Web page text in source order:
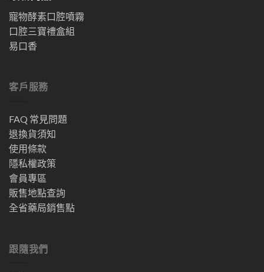
寵物酵素口腔噴霧
口腔三寶禮盒組
易口香
客戶服務
FAQ 常見問題
退換貨須知
使用條款
隱私權政策
會員專區
販售地點查詢
全省藥局銷售點
跟隨我們